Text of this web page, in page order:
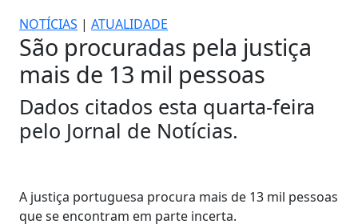
NOTÍCIAS | ATUALIDADE
São procuradas pela justiça
mais de 13 mil pessoas
Dados citados esta quarta-feira
pelo Jornal de Notícias.
A justiça portuguesa procura mais de 13 mil pessoas
que se encontram em parte incerta.